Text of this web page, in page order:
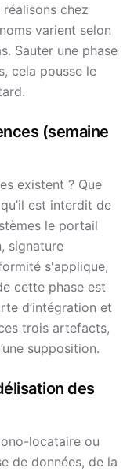
chez
varient selon
Sauter une phase
cela pousse le
(semaine
existent ? Que
est interdit de
le portail
signature
s'applique,
cette phase est
d’intégration et
trois artefacts,
supposition.
des
locataire ou
de données, de la